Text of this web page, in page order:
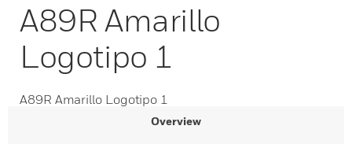
A89R Amarillo
Logotipo 1
A89R Amarillo Logotipo 1
Overview